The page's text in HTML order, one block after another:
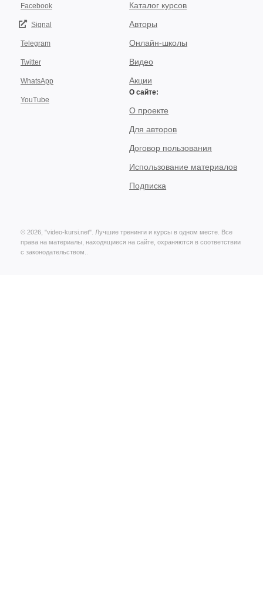
Facebook
Signal
Telegram
Twitter
WhatsApp
YouTube
Каталог курсов
Авторы
Онлайн-школы
Видео
Акции
О сайте:
О проекте
Для авторов
Договор пользования
Использование материалов
Подписка
© 2026, "video-kursi.net". Лучшие тренинги и курсы в одном месте. Все
права на материалы, находящиеся на сайте, охраняются в соответствии
с законодательством..